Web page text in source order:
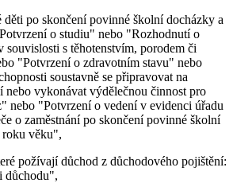
děti po skončení povinné školní docházky a
o studiu" nebo "Rozhodnutí o
souvislosti s těhotenstvím, porodem či
"Potvrzení o zdravotním stavu" nebo
soustavně se připravovat na
nebo vykonávat výdělečnou činnost pro
nebo "Potvrzení o vedení v evidenci úřadu
o zaměstnání po skončení povinné školní
roku věku",
požívají důchod z důchodového pojištění:
důchodu",